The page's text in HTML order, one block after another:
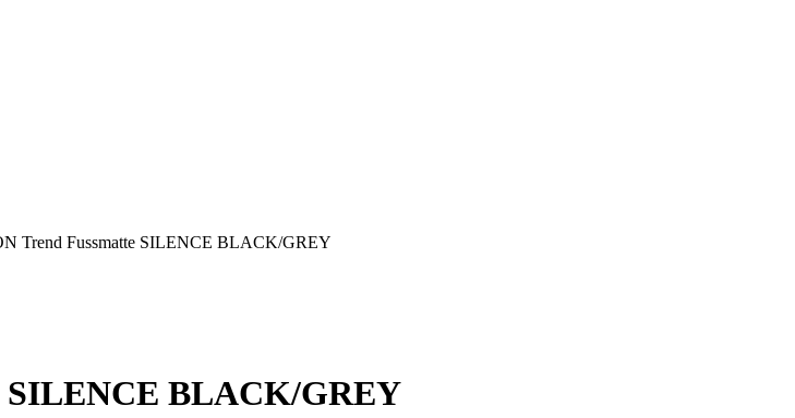
Trend Fussmatte SILENCE BLACK/GREY
BLACK/GREY